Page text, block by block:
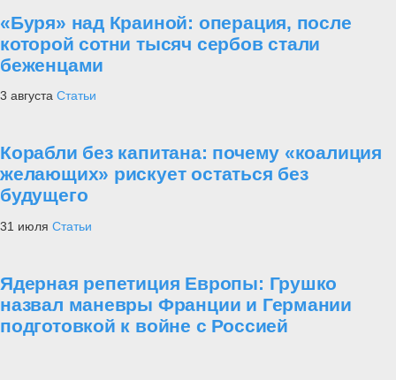
«Буря» над Краиной: операция, после
которой сотни тысяч сербов стали
беженцами
3 августа Статьи
Корабли без капитана: почему «коалиция
желающих» рискует остаться без
будущего
31 июля Статьи
Ядерная репетиция Европы: Грушко
назвал маневры Франции и Германии
подготовкой к войне с Россией